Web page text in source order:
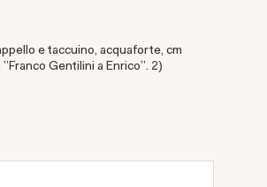
e taccuino, acquaforte, cm
Gentilini a Enrico". 2)